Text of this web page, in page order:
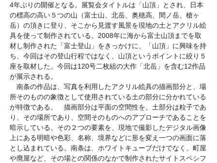
4年ぶりの開催となる。展覧会タイトルは「山頂」とされ、日本
の標高の高い５つの山（富士山、北岳、奥穂高、間ノ岳、槍ヶ
岳）の頂きに登り、そこから見渡す風景を現地の土とアクリル絵
具を使って制作されている。2008年に海から富士山頂までを取
材し制作された「富士登山」をきっかけに、「山頂」に興味を持
ち、今回はその登山行程ではなく、山頂というポイントに絞り５
座を取材した。今回は120号二枚組の大作「北岳」を含む12作品
が展示される。
南条の作品は、写真を利用したアクリル絵具の描画部分と、場
所そのものの象徴として使用されている土の部分に分かれている
が特徴である。 描画部分は平面の空間性を。土部分は粒子であ
り、その場所であり、空間そのものへのアプローチであることを
暗示している。その２つの要素を、現地で撮影したデジタル画像
上にある明暗や色彩、名称、境界などに形を変え一つの画面に落
とし込まれている。南条は、ホワイトキューブだけでなく、町屋
や廃屋など、その場との関係のなかで制作されたサイトスペシフ